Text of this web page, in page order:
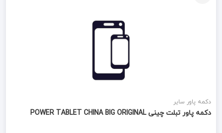
دکمه پاور سایر
دکمه پاور تبلت چینی POWER TABLET CHINA BIG ORIGINAL